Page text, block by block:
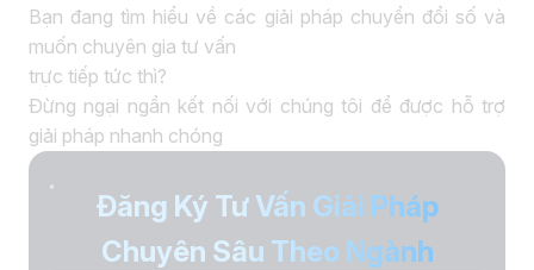
Bạn đang tìm hiểu về các giải pháp chuyển đổi số và
muốn chuyên gia tư vấn
trực tiếp tức thì?
Đừng ngại ngần kết nối với chúng tôi để được hỗ trợ
giải pháp nhanh chóng
Đăng Ký Tư Vấn Giải Pháp
Chuyên Sâu Theo Ngành